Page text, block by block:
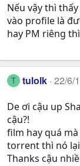
Nếu vậy thì
vào profile là
hay PM riêng
T tulolk 22/6/
De ơi cậu up
cậu?!
film hay quá
torrent thì nó
Thanks cậu